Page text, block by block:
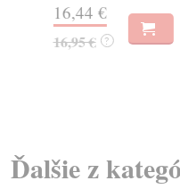
16,44 €
16,95 € ?
Ďalšie z